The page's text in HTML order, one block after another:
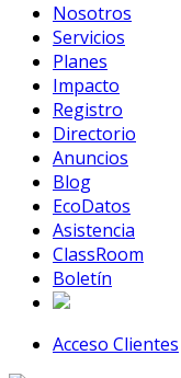
Nosotros
Servicios
Planes
Impacto
Registro
Directorio
Anuncios
Blog
EcoDatos
Asistencia
ClassRoom
Boletín
Acceso Clientes